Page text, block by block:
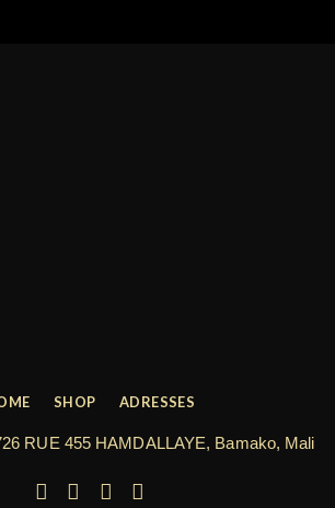
RUE 455 HAMDALLAYE, Bamako, Mali
SHOP ADRESSES